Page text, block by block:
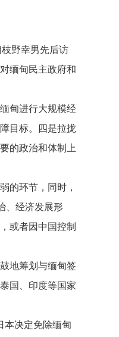
野幸男先后访
缅甸民主政府和
甸进行大规模经
目标。四是拉拢
的政治和体制上
的环节，同时，
、经济发展形
或者因中国控制
地筹划与缅甸签
国、印度等国家
决定免除缅甸